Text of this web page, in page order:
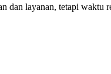
layanan, tetapi